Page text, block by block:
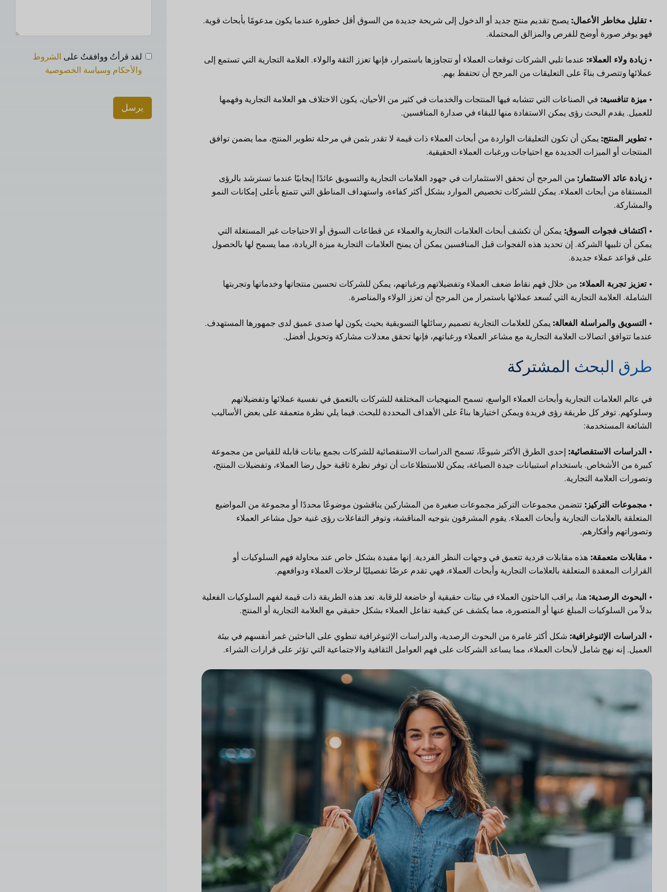
• تقليل مخاطر الأعمال: يصبح تقديم منتج جديد أو الدخول إلى شريحة جديدة من السوق أقل خطورة عندما يكون مدعومًا بأبحاث قوية.
فهو يوفر صورة أوضح للفرص والمزالق المحتملة.
• زيادة ولاء العملاء: عندما تلبي الشركات توقعات العملاء أو تتجاوزها باستمرار، فإنها تعزز الثقة والولاء. العلامة التجارية التي تستمع إلى
عملائها وتتصرف بناءً على التعليقات من المرجح أن تحتفظ بهم.
• ميزة تنافسية: في الصناعات التي تتشابه فيها المنتجات والخدمات في كثير من الأحيان، يكون الاختلاف هو العلامة التجارية وفهمها
للعميل. يقدم البحث رؤى يمكن الاستفادة منها للبقاء في صدارة المنافسين.
• تطوير المنتج: يمكن أن تكون التعليقات الواردة من أبحاث العملاء ذات قيمة لا تقدر بثمن في مرحلة تطوير المنتج، مما يضمن توافق
المنتجات أو الميزات الجديدة مع احتياجات ورغبات العملاء الحقيقية.
• زيادة عائد الاستثمار: من المرجح أن تحقق الاستثمارات في جهود العلامات التجارية والتسويق عائدًا إيجابيًا عندما تسترشد بالرؤى
المستقاة من أبحاث العملاء. يمكن للشركات تخصيص الموارد بشكل أكثر كفاءة، واستهداف المناطق التي تتمتع بأعلى إمكانات النمو
والمشاركة.
• اكتشاف فجوات السوق: يمكن أن تكشف أبحاث العلامات التجارية والعملاء عن قطاعات السوق أو الاحتياجات غير المستغلة التي
يمكن أن تلبيها الشركة. إن تحديد هذه الفجوات قبل المنافسين يمكن أن يمنح العلامات التجارية ميزة الريادة، مما يسمح لها بالحصول
على قواعد عملاء جديدة.
• تعزيز تجربة العملاء: من خلال فهم نقاط ضعف العملاء وتفضيلاتهم ورغباتهم، يمكن للشركات تحسين منتجاتها وخدماتها وتجربتها
الشاملة. العلامة التجارية التي تُسعد عملائها باستمرار من المرجح أن تعزز الولاء والمناصرة.
• التسويق والمراسلة الفعالة: يمكن للعلامات التجارية تصميم رسائلها التسويقية بحيث يكون لها صدى عميق لدى جمهورها المستهدف.
عندما تتوافق اتصالات العلامة التجارية مع مشاعر العملاء ورغباتهم، فإنها تحقق معدلات مشاركة وتحويل أفضل.
طرق البحث المشتركة
في عالم العلامات التجارية وأبحاث العملاء الواسع، تسمح المنهجيات المختلفة للشركات بالتعمق في نفسية عملائها وتفضيلاتهم
وسلوكهم. توفر كل طريقة رؤى فريدة ويمكن اختيارها بناءً على الأهداف المحددة للبحث. فيما يلي نظرة متعمقة على بعض الأساليب
الشائعة المستخدمة:
• الدراسات الاستقصائية: إحدى الطرق الأكثر شيوعًا، تسمح الدراسات الاستقصائية للشركات بجمع بيانات قابلة للقياس من مجموعة
كبيرة من الأشخاص. باستخدام استبيانات جيدة الصياغة، يمكن للاستطلاعات أن توفر نظرة ثاقبة حول رضا العملاء، وتفضيلات المنتج،
وتصورات العلامة التجارية.
• مجموعات التركيز: تتضمن مجموعات التركيز مجموعات صغيرة من المشاركين يناقشون موضوعًا محددًا أو مجموعة من المواضيع
المتعلقة بالعلامات التجارية وأبحاث العملاء. يقوم المشرفون بتوجيه المناقشة، وتوفر التفاعلات رؤى غنية حول مشاعر العملاء
وتصوراتهم وأفكارهم.
• مقابلات متعمقة: هذه مقابلات فردية تتعمق في وجهات النظر الفردية. إنها مفيدة بشكل خاص عند محاولة فهم السلوكيات أو
القرارات المعقدة المتعلقة بالعلامات التجارية وأبحاث العملاء، فهي تقدم عرضًا تفصيليًا لرحلات العملاء ودوافعهم.
• البحوث الرصدية: هنا، يراقب الباحثون العملاء في بيئات حقيقية أو خاضعة للرقابة. تعد هذه الطريقة ذات قيمة لفهم السلوكيات الفعلية
بدلاً من السلوكيات المبلغ عنها أو المتصورة، مما يكشف عن كيفية تفاعل العملاء بشكل حقيقي مع العلامة التجارية أو المنتج.
• الدراسات الإثنوغرافية: شكل أكثر غامرة من البحوث الرصدية، والدراسات الإثنوغرافية تنطوي على الباحثين غمر أنفسهم في بيئة
العميل. إنه نهج شامل لأبحاث العملاء، مما يساعد الشركات على فهم العوامل الثقافية والاجتماعية التي تؤثر على قرارات الشراء.
لقد قرأتُ ووافقتُ على الشروط
والأحكام وسياسة الخصوصية
يرسل